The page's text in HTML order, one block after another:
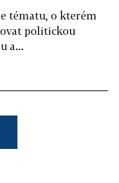
tématu, o kterém
politickou
a...